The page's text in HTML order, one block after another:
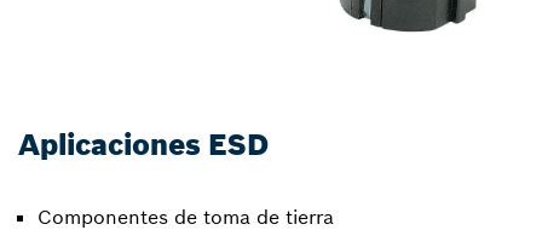
Aplicaciones ESD
Componentes de toma de tierra